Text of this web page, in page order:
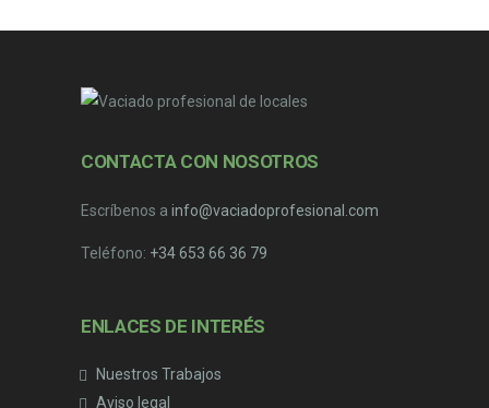
CONTACTA CON NOSOTROS
Escríbenos a info@vaciadoprofesional.com
Teléfono: +34 653 66 36 79
ENLACES DE INTERÉS
Nuestros Trabajos
Aviso legal